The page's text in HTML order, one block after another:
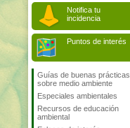
Notifica tu
incidencia
Puntos de interés
Guías de buenas prácticas
sobre medio ambiente
Especiales ambientales
Recursos de educación
ambiental